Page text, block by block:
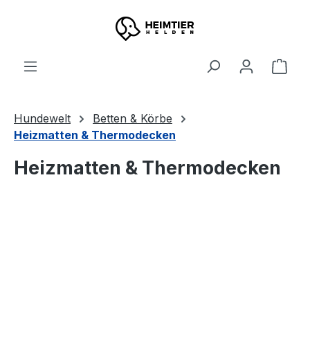
Zum Hauptinhalt springen
Hundewelt
Betten & Körbe
Heizmatten & Thermodecken
Heizmatten & Thermodecken